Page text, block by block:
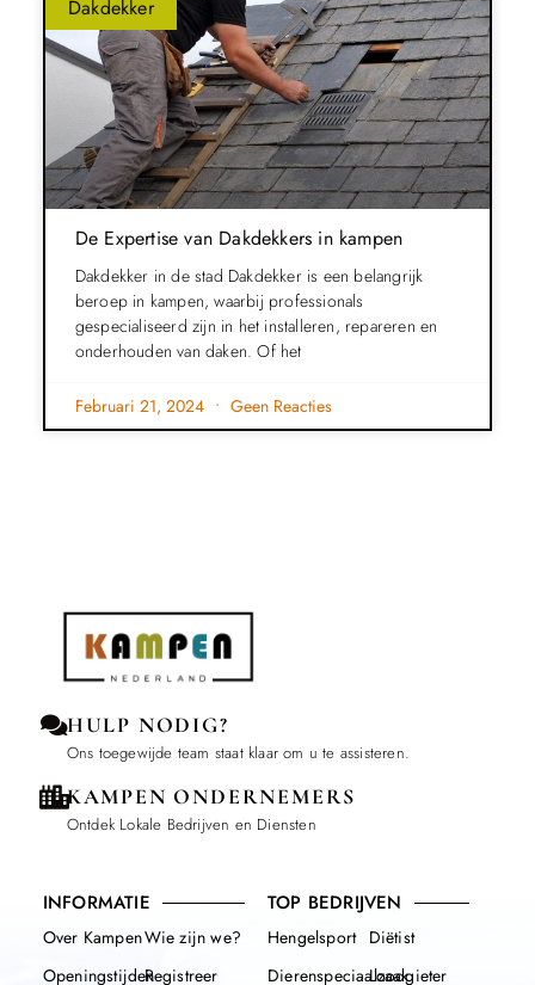
Dakdekker
De Expertise van Dakdekkers in kampen
Dakdekker in de stad Dakdekker is een belangrijk
beroep in kampen, waarbij professionals
gespecialiseerd zijn in het installeren, repareren en
onderhouden van daken. Of het
Februari 21, 2024 Geen Reacties
HULP NODIG?
Ons toegewijde team staat klaar om u te assisteren.
KAMPEN ONDERNEMERS
Ontdek Lokale Bedrijven en Diensten
INFORMATIE
Over Kampen
Openingstijden
Wie zijn we?
Registreer
TOP BEDRIJVEN
Hengelsport
Dierenspeciaalzaak
Diëtist
Loodgieter